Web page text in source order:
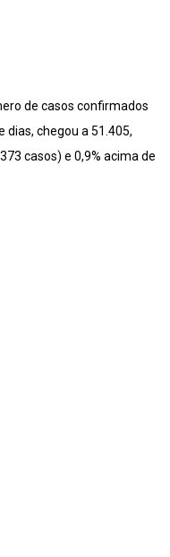
de casos confirmados
dias, chegou a 51.405,
casos) e 0,9% acima de